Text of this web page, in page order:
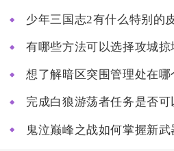
少年三国志2有什么特别的
有哪些方法可以选择攻城掠
想了解暗区突围管理处在哪